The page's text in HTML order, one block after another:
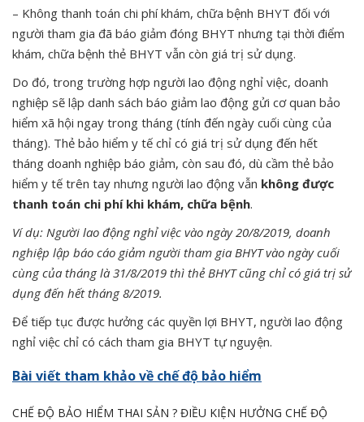
– Không thanh toán chi phí khám, chữa bệnh BHYT đối với
người tham gia đã báo giảm đóng BHYT nhưng tại thời điểm
khám, chữa bệnh thẻ BHYT vẫn còn giá trị sử dụng.
Do đó, trong trường hợp người lao động nghỉ việc, doanh
nghiệp sẽ lập danh sách báo giảm lao động gửi cơ quan bảo
hiểm xã hội ngay trong tháng (tính đến ngày cuối cùng của
tháng). Thẻ bảo hiểm y tế chỉ có giá trị sử dụng đến hết
tháng doanh nghiệp báo giảm, còn sau đó, dù cầm thẻ bảo
hiểm y tế trên tay nhưng người lao động vẫn không được
thanh toán chi phí khi khám, chữa bệnh.
Ví dụ: Người lao động nghỉ việc vào ngày 20/8/2019, doanh
nghiệp lập báo cáo giảm người tham gia BHYT vào ngày cuối
cùng của tháng là 31/8/2019 thì thẻ BHYT cũng chỉ có giá trị sử
dụng đến hết tháng 8/2019.
Để tiếp tục được hưởng các quyền lợi BHYT, người lao động
nghỉ việc chỉ có cách tham gia BHYT tự nguyện.
Bài viết tham khảo về chế độ bảo hiểm
CHẾ ĐỘ BẢO HIỂM THAI SẢN ? ĐIỀU KIỆN HƯỞNG CHẾ ĐỘ